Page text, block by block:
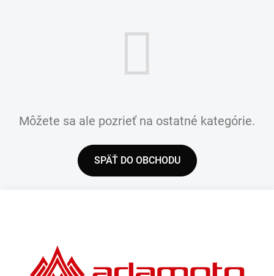
Môžete sa ale pozrieť na ostatné kategórie.
SPÄŤ DO OBCHODU